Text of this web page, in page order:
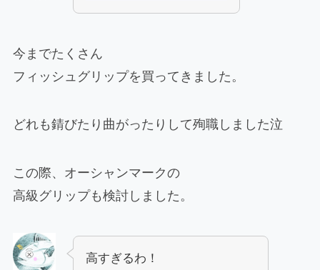
今までたくさん
フィッシュグリップを買ってきました。
どれも錆びたり曲がったりして殉職しました泣
この際、オーシャンマークの
高級グリップも検討しました。
高すぎるわ！